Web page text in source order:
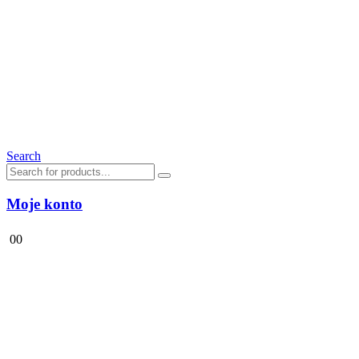
Search
Moje konto
00